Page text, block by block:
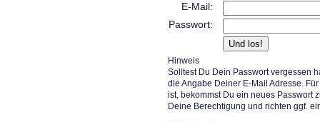
E-Mail:
Passwort:
Hinweis
Solltest Du Dein Passwort vergessen
die Angabe Deiner E-Mail Adresse.
ist, bekommst Du ein neues Passwort
Deine Berechtigung und richten ggf.